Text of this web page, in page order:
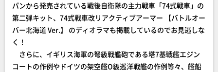
パンから発売されている戦後自衛隊の主力戦車「74式戦車」の
第二弾キット、74式戦車改リアクティブアーマー 【バトルオー
バー北海道 Ver.】 のディオラマも掲載しているのでお見逃しな
く！
さらに、イギリス海軍の弩級戦艦砲である塔7基戦艦エジン
コートの作例やドイツの架空艦O級巡洋戦艦の作例等々、艦船